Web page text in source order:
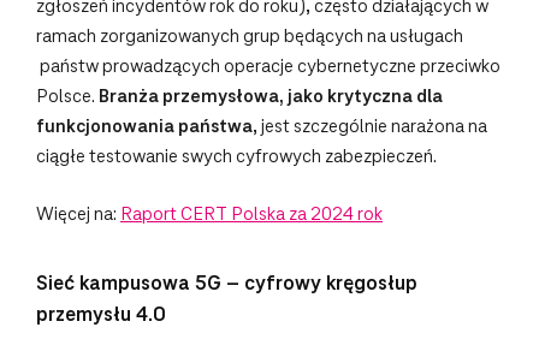
zgłoszeń incydentów rok do roku), często działających w
ramach zorganizowanych grup będących na usługach
państw prowadzących operacje cybernetyczne przeciwko
Polsce. Branża przemysłowa, jako krytyczna dla
funkcjonowania państwa, jest szczególnie narażona na
ciągłe testowanie swych cyfrowych zabezpieczeń.
Więcej na: Raport CERT Polska za 2024 rok
Sieć kampusowa 5G – cyfrowy kręgosłup
przemysłu 4.0